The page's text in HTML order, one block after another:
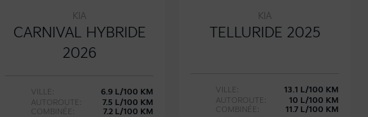
KIA
CARNIVAL HYBRIDE
2026
VILLE:
6.9 L/100 KM
AUTOROUTE:
7.5 L/100 KM
COMBINÉE:
7.2 L/100 KM
KIA
TELLURIDE 2025
VILLE:
13.1 L/100 KM
AUTOROUTE:
10 L/100 KM
COMBINÉE:
11.7 L/100 KM